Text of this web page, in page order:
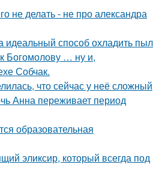
не делать - не про александра
способ охладить пыл
Богомолову … ну и,
Собчак.
что сейчас у неё сложный
Анна переживает период
образовательная
эликсир, который всегда под